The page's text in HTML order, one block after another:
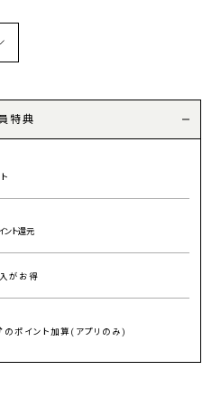
特典
ント還元
がお得
のポイント加算(アプリのみ)